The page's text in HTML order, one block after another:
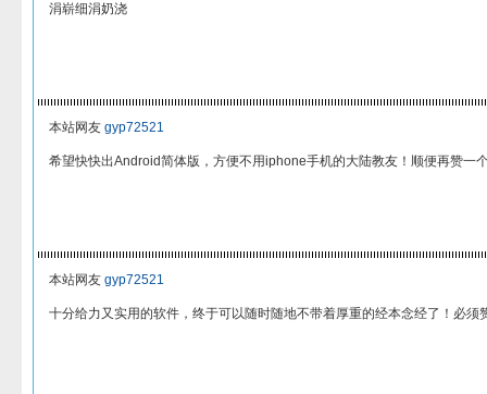
涓崭细涓奶浇
本站网友 gyp72521
希望快快出Android简体版，方便不用iphone手机的大陆教友！顺便再赞一
本站网友 gyp72521
十分给力又实用的软件，终于可以随时随地不带着厚重的经本念经了！必须